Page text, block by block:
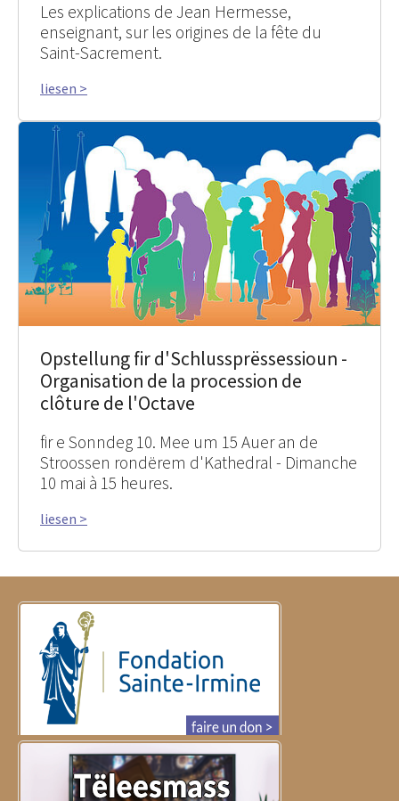
Les explications de Jean Hermesse,
enseignant, sur les origines de la fête du
Saint-Sacrement.
liesen >
Opstellung fir d'Schlussprëssessioun -
Organisation de la procession de
clôture de l'Octave
fir e Sonndeg 10. Mee um 15 Auer an de
Stroossen rondërem d'Kathedral - Dimanche
10 mai à 15 heures.
liesen >